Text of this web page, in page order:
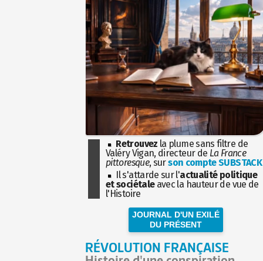
Retrouvez la plume sans filtre de
Valéry Vigan, directeur de La France
pittoresque, surson compte SUBSTACK
Il s'attarde sur l'actualité politique
et sociétaleavec la hauteur de vue de
l'Histoire
JOURNAL D'UN EXILÉ
DU PRÉSENT
RÉVOLUTION FRANÇAISE